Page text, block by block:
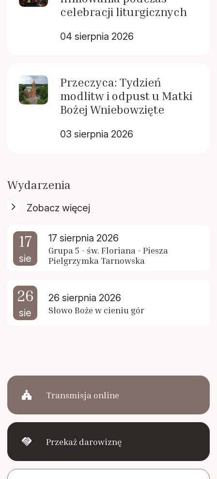
church Transmisja online
handshake Przekaż darowiznę
celebracji liturgicznych
04 sierpnia 2026
Przeczyca: Tydzień
modlitw i odpust u Matki
Bożej Wniebowzięte
03 sierpnia 2026
Wydarzenia
Zobacz więcej
17
sie
17 sierpnia 2026
Grupa 5 - św. Floriana - Piesza
Pielgrzymka Tarnowska
26
sie
26 sierpnia 2026
Słowo Boże w cieniu gór